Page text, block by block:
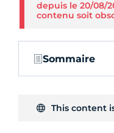
depuis le 20/08/
contenu soit
Sommaire
This content